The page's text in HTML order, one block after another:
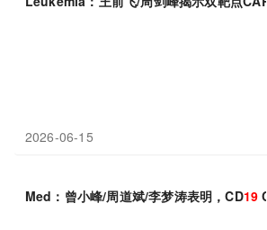
2026-06-15
Med：曾小峰/周道斌/李梦涛表明，CD19